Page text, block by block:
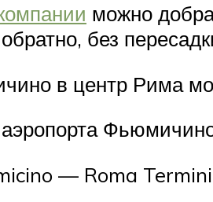
можно
без
в центр Рима
— Roma